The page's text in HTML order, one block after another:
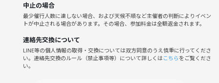
◎ キャンセル規定
7月13日まで：キャンセル可能（キャンセル料なし）
7月14日以降：お店と交渉しますが、交渉次第では、ご予約料金の10
0％をキャンセル料として頂きます（全額PayPay等でお支払いなど）。
他の方がキャンセル枠に申し込まれたらキャンセル料は発生しません。
もしご都合が合わなくなった場合は、早めにご連絡いただけると助かり
中止の場合
最少催行人数に達しない場合、および天候不順など主催者の判断によりイベン
トが中止される場合があります。その場合、参加料金は全額返金されます。
連絡先交換について
LINE等の個人情報の取得・交換については双方同意のうえ慎重に行ってくださ
い。連絡先交換のルール（禁止事項等）について詳しくはこちらをご覧くださ
い。